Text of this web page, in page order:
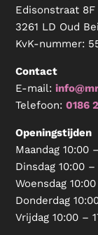
Edisonstraat 8F
3261 LD Oud
KvK-nummer:
Contact
E-mail:
Telefoon:0186
Openingstijden
Maandag 10:00
Dinsdag 10:00 –
Woensdag
Donderdag
Vrijdag 10:00 –